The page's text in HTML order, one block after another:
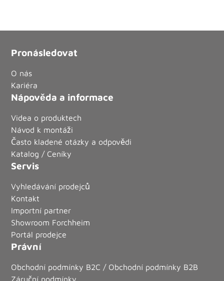
Pronásledovat
O nás
Kariéra
Nápověda a informace
Videa o produktech
Návod k montáži
Často kladené otázky a odpovědi
Katalog / Ceníky
Servis
Vyhledávání prodejců
Kontakt
Importní partner
Showroom Forchheim
Portál prodejce
Právní
Obchodní podmínky B2C / Obchodní podmínky B2B
Záruční podmínky